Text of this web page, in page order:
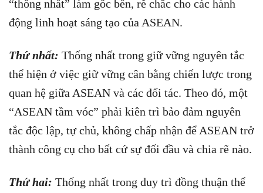
“thống nhất” làm gốc bền, rễ chắc cho các hành
động linh hoạt sáng tạo của ASEAN.
Thứ nhất: Thống nhất trong giữ vững nguyên tắc
thể hiện ở việc giữ vững cân bằng chiến lược trong
quan hệ giữa ASEAN và các đối tác. Theo đó, một
“ASEAN tầm vóc” phải kiên trì bảo đảm nguyên
tắc độc lập, tự chủ, không chấp nhận để ASEAN trở
thành công cụ cho bất cứ sự đối đầu và chia rẽ nào.
Thứ hai: Thống nhất trong duy trì đồng thuận thể